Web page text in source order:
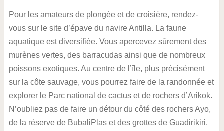
Pour les amateurs de plongée et de croisière, rendez-
vous sur le site d’épave du navire Antilla. La faune
aquatique est diversifiée. Vous apercevez sûrement des
murènes vertes, des barracudas ainsi que de nombreux
poissons exotiques. Au centre de l’île, plus précisément
sur la côte sauvage, vous pourrez faire de la randonnée et
explorer le Parc national de cactus et de rochers d’Arikok.
N’oubliez pas de faire un détour du côté des rochers Ayo,
de la réserve de BubaliPlas et des grottes de Guadirikiri.